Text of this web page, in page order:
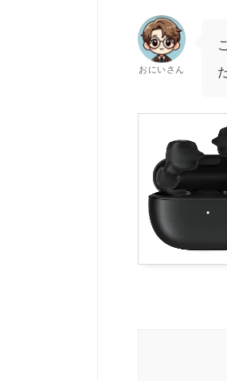
おにいさん